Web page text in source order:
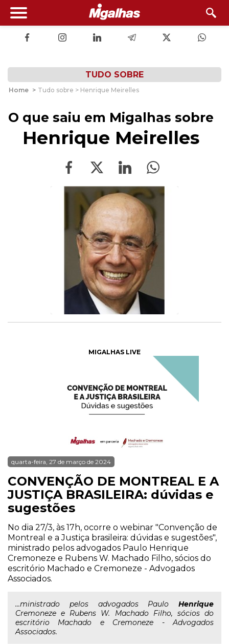
TUDO SOBRE
Home > Tudo sobre > Henrique Meirelles
O que saiu em Migalhas sobre
Henrique Meirelles
MIGALHAS LIVE
quarta-feira, 27 de março de 2024
CONVENÇÃO DE MONTREAL E A
JUSTIÇA BRASILEIRA: dúvidas e
sugestões
No dia 27/3, às 17h, ocorre o webinar "Convenção de
Montreal e a Justiça brasileira: dúvidas e sugestões",
ministrado pelos advogados Paulo Henrique
Cremoneze e Rubens W. Machado Filho, sócios do
escritório Machado e Cremoneze - Advogados
Associados.
...ministrado pelos advogados Paulo Henrique
Cremoneze e Rubens W. Machado Filho, sócios do
escritório Machado e Cremoneze - Advogados
Associados.